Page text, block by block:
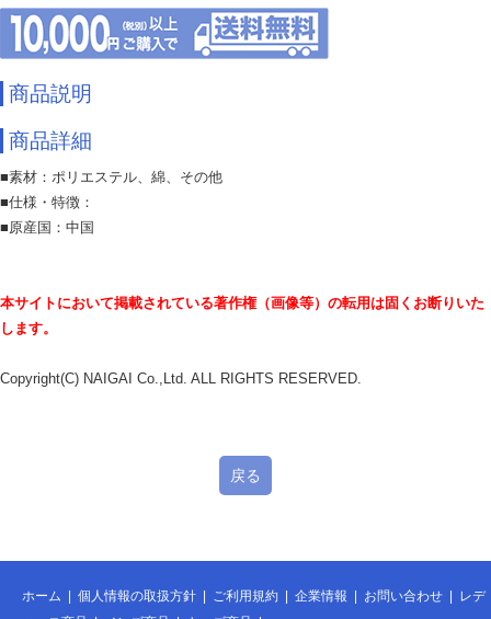
商品説明
商品詳細
■素材：ポリエステル、綿、その他
■仕様・特徴：
■原産国：中国
本サイトにおいて掲載されている著作権（画像等）の転用は固くお断りいた
します。
Copyright(C) NAIGAI Co.,Ltd. ALL RIGHTS RESERVED.
戻る
ホーム 個人情報の取扱方針 ご利用規約 企業情報 お問い合わせ
レデ